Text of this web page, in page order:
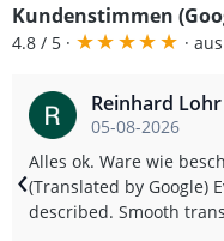
Kundenstimmen
4.8 / 5 · ★★★★★ ·
Reinhard Lohr
05-08-2026
Alles ok. Ware wie
(Translated by Google)
described. Smooth
‹